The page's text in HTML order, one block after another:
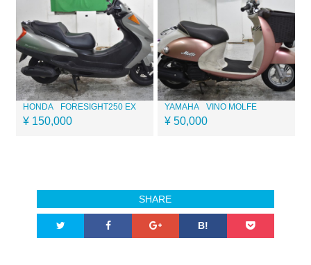
HONDA FORESIGHT250 EX
¥ 150,000
YAMAHA VINO MOLFE
¥ 50,000
SHARE
B!